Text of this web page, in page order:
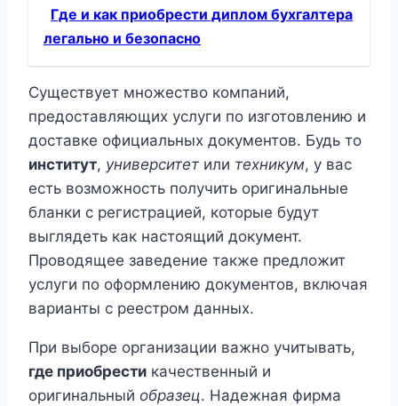
Где и как приобрести диплом бухгалтера
легально и безопасно
Существует множество компаний,
предоставляющих услуги по изготовлению и
доставке официальных документов. Будь то
институт, университет или техникум, у вас
есть возможность получить оригинальные
бланки с регистрацией, которые будут
выглядеть как настоящий документ.
Проводящее заведение также предложит
услуги по оформлению документов, включая
варианты с реестром данных.
При выборе организации важно учитывать,
где приобрести качественный и
оригинальный образец. Надежная фирма